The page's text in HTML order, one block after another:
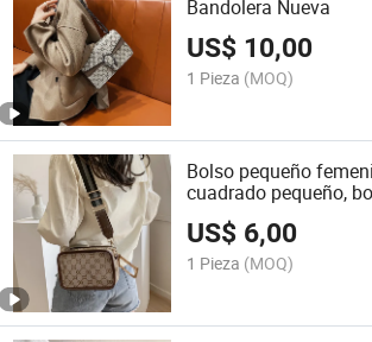
Bandolera Nueva
US$ 10,00
1 Pieza (MOQ)
Bolso pequeño
cuadrado pequeño,
ocio, con correa
bolso de un solo
US$ 6,00
1 Pieza (MOQ)